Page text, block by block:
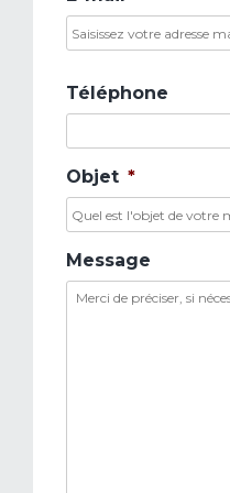
Téléphone
Objet *
Message